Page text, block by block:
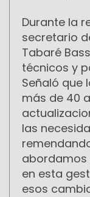
Durante la
secretario
Tabaré
técnicos y
Señaló que
más de 40
las
abordamos
en esta
esos